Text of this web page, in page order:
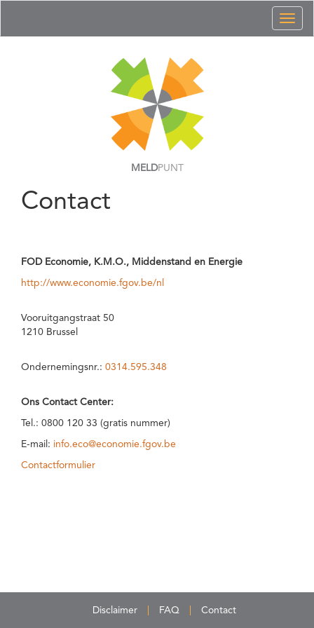
MELDPUNT
Contact
FOD Economie, K.M.O., Middenstand en Energie
http://www.economie.fgov.be/nl
Vooruitgangstraat 50
1210 Brussel
Ondernemingsnr.: 0314.595.348
Ons Contact Center:
Tel.: 0800 120 33 (gratis nummer)
E-mail: info.eco@economie.fgov.be
Contactformulier
Disclaimer FAQ Contact